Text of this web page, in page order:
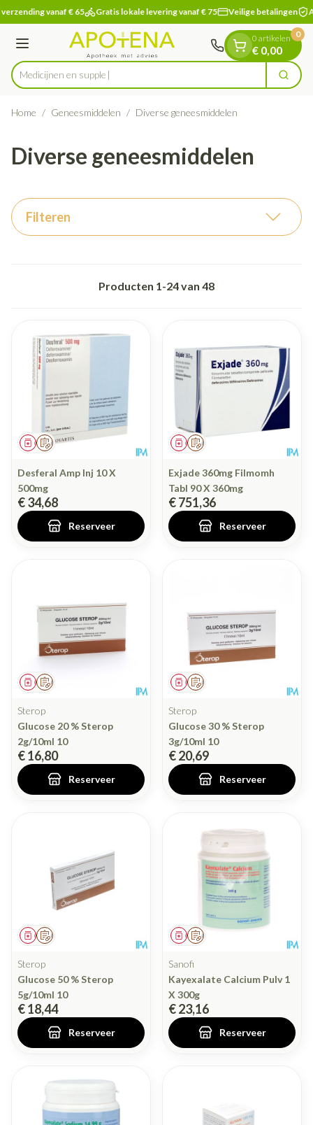
Ga naar de inhoud
1 van 1vanaf € 65 Gratis lokale levering vanaf € 75 Veilige betalingen
Menu
Product, merk, categorie...
M Zoek
0 artikelen
€ 0,00
0
Home / Geneesmiddelen / Diverse geneesmiddelen
Diverse geneesmiddelen
Filteren
Producten 1-24van 48
Op voorschrift
Geneesmiddel
Desferal Amp Inj 10 X
500mg
€ 34,68
Reserveer
Op voorschrift
Geneesmiddel
Exjade 360mg Filmomh
Tabl 90 X 360mg
€ 751,36
Reserveer
Op voorschrift
Geneesmiddel
Sterop
Glucose 20 % Sterop
2g/10ml 10
€ 16,80
Reserveer
Op voorschrift
Geneesmiddel
Sterop
Glucose 30 % Sterop
3g/10ml 10
€ 20,69
Reserveer
Op voorschrift
Geneesmiddel
Sterop
Glucose 50 % Sterop
5g/10ml 10
€ 18,44
Reserveer
Op voorschrift
Geneesmiddel
Sanofi
Kayexalate Calcium Pulv 1
X 300g
€ 23,16
Reserveer